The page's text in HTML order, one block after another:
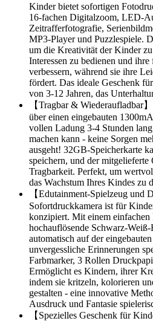
Kinder bietet sofortigen
16-fachen Digitalzoom, LED-
Zeitrafferfotografie,
MP3-Player und Puzzlespiele.
um die Kreativität der Kinder
Interessen zu bedienen und
verbessern, während sie ihre
fördert. Das ideale Geschenk
von 3-12 Jahren, das
【Tragbar & Wiederaufladbar
über einen eingebauten
vollen Ladung 3-4 Stunden
machen kann - keine Sorgen
ausgeht! 32GB-Speicherkarte
speichern, und der
Tragbarkeit. Perfekt, um
das Wachstum Ihres Kindes zu
【Edutainment-Spielzeug und
Sofortdruckkamera ist für
konzipiert. Mit einem
hochauflösende Schwarz-
automatisch auf der
unvergessliche Erinnerungen
Farbmarker, 3 Rollen
Ermöglicht es Kindern, ihrer
indem sie kritzeln, kolorieren
gestalten - eine innovative
Ausdruck und Fantasie
【Spezielles Geschenk für